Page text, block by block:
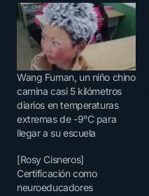
Wang Fuman, un niño chino
camina casi 5 kilómetros
diarios en temperaturas
extremas de -9°C para
llegar a su escuela
[Rosy Cisneros]
Certificación como
neuroeducadores